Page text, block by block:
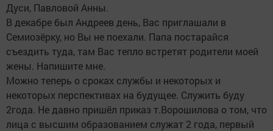
Дуси, Павловой Анны.
В декабре был Андреев день, Вас приглашали в
Семиозёрку, но Вы не поехали. Папа постарайся
съездить туда, там Вас тепло встретят родители моей
жены. Напишите мне.
Можно теперь о сроках службы и некоторых и
некоторых перспективах на будущее. Служить буду
2года. Не давно пришёл приказ т.Ворошилова о том, что
лица с высшим образованием служат 2 года, первый